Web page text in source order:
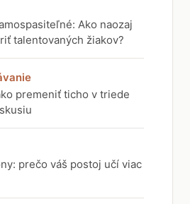
Ako naozaj
talentovaných žiakov?
premeniť ticho v triede
prečo váš postoj učí viac